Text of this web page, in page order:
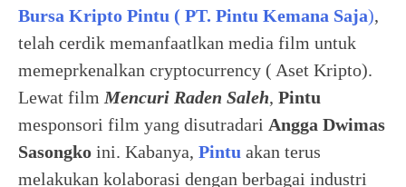
Bursa Kripto Pintu ( PT. Pintu Kemana Saja),
telah cerdik memanfaatlkan media film untuk
memeprkenalkan cryptocurrency ( Aset Kripto).
Lewat film Mencuri Raden Saleh, Pintu
mesponsori film yang disutradari Angga Dwimas
Sasongko ini. Kabanya, Pintu akan terus
melakukan kolaborasi dengan berbagai industri